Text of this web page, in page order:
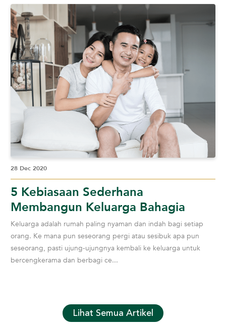
28 Dec 2020
5 Kebiasaan Sederhana
Membangun Keluarga Bahagia
Keluarga adalah rumah paling nyaman dan indah bagi setiap
orang. Ke mana pun seseorang pergi atau sesibuk apa pun
seseorang, pasti ujung-ujungnya kembali ke keluarga untuk
bercengkerama dan berbagi ce...
Lihat Semua Artikel